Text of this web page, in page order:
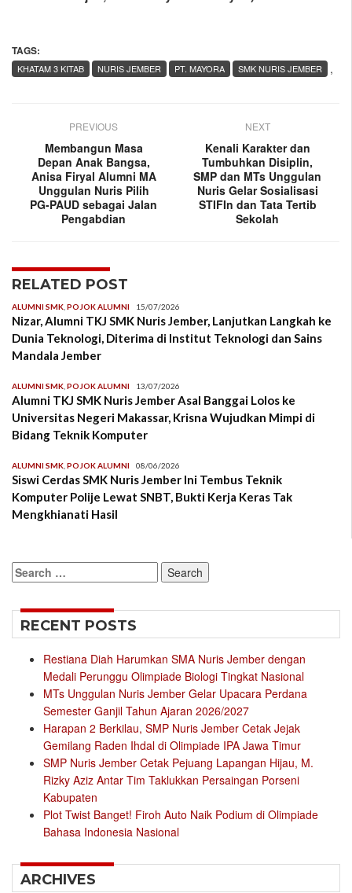
TAGS:
,
KHATAM 3 KITAB NURIS JEMBER PT. MAYORA SMK NURIS JEMBER
PREVIOUS
Membangun Masa
Depan Anak Bangsa,
Anisa Firyal Alumni MA
Unggulan Nuris Pilih
PG-PAUD sebagai Jalan
Pengabdian
NEXT
Kenali Karakter dan
Tumbuhkan Disiplin,
SMP dan MTs Unggulan
Nuris Gelar Sosialisasi
STIFIn dan Tata Tertib
Sekolah
RELATED POST
ALUMNI SMK POJOK ALUMNI 15/07/2026
Nizar, Alumni TKJ SMK Nuris Jember, Lanjutkan Langkah ke
Dunia Teknologi, Diterima di Institut Teknologi dan Sains
Mandala Jember
ALUMNI SMK POJOK ALUMNI 13/07/2026
Alumni TKJ SMK Nuris Jember Asal Banggai Lolos ke
Universitas Negeri Makassar, Krisna Wujudkan Mimpi di
Bidang Teknik Komputer
ALUMNI SMK POJOK ALUMNI 08/06/2026
Siswi Cerdas SMK Nuris Jember Ini Tembus Teknik
Komputer Polije Lewat SNBT, Bukti Kerja Keras Tak
Mengkhianati Hasil
Search
for:
RECENT POSTS
Restiana Diah Harumkan SMA Nuris Jember dengan
Medali Perunggu Olimpiade Biologi Tingkat Nasional
MTs Unggulan Nuris Jember Gelar Upacara Perdana
Semester Ganjil Tahun Ajaran 2026/2027
Harapan 2 Berkilau, SMP Nuris Jember Cetak Jejak
Gemilang Raden Ihdal di Olimpiade IPA Jawa Timur
SMP Nuris Jember Cetak Pejuang Lapangan Hijau, M.
Rizky Aziz Antar Tim Taklukkan Persaingan Porseni
Kabupaten
Plot Twist Banget! Firoh Auto Naik Podium di Olimpiade
Bahasa Indonesia Nasional
ARCHIVES